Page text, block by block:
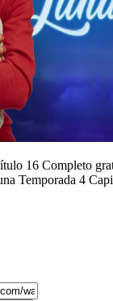
16 Completo
Temporada 4